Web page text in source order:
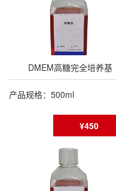
DMEM高糖完全培养基
产品规格：500ml
¥450